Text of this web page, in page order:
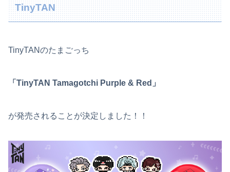
TinyTAN
TinyTANのたまごっち
「TinyTAN Tamagotchi Purple & Red」
が発売されることが決定しました！！